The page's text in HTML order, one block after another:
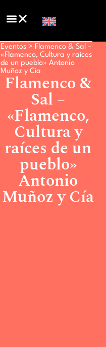
Eventos > Flamenco & Sal –
«Flamenco, Cultura y raíces
de un pueblo» Antonio
Muñoz y Cía
Flamenco &
Sal –
«Flamenco,
Cultura y
raíces de un
pueblo»
Antonio
Muñoz y Cía